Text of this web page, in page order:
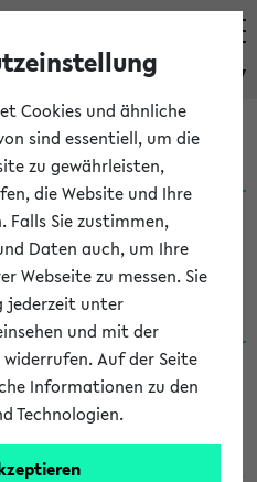
eKVV
sich nach dem23.07.2026
haben:
Cookies und ähnliche
sind essentiell, um die
zu gewährleisten,
die Website und Ihre
Falls Sie zustimmen,
Daten auch, um Ihre
Webseite zu messen. Sie
jederzeit unter
und mit der
Auf der Seite
Informationen zu den
Technologien.